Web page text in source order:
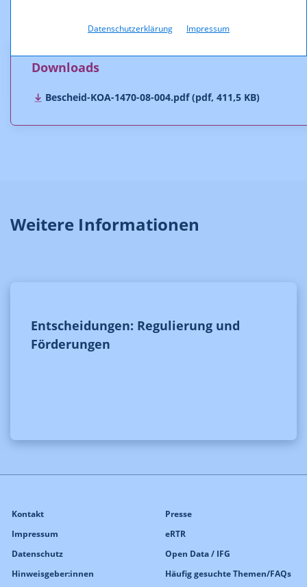
Datenschutzerklärung Impressum
Der Bescheid ist rechtskräftig.
Downloads
Bescheid-KOA-1470-08-004.pdf (pdf, 411,5 KB)
Weitere Informationen
Entscheidungen: Regulierung und
Förderungen
Kontakt
Impressum
Datenschutz
Hinweisgeber:innen
Presse
eRTR
Open Data / IFG
Häufig gesuchte Themen/FAQs